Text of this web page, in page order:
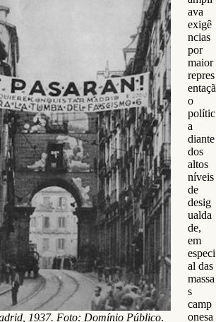
1937. Foto: Domínio Público.
ava
exigê
ncias
por
maior
repres
entaçã
o
polític
a
diante
dos
altos
níveis
de
desig
ualda
de,
em
especi
al das
massa
s
camp
onesa